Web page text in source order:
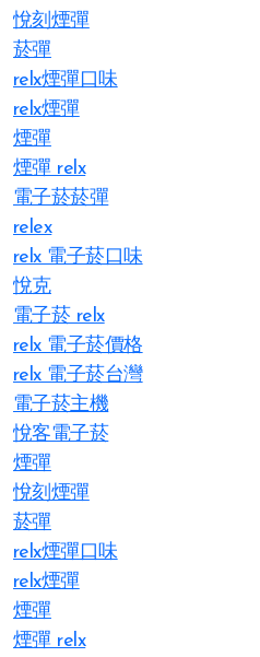
悅刻煙彈
菸彈
relx煙彈口味
relx煙彈
煙彈
煙彈 relx
電子菸菸彈
relex
relx 電子菸口味
悅克
電子菸 relx
relx 電子菸價格
relx 電子菸台灣
電子菸主機
悅客電子菸
煙彈
悅刻煙彈
菸彈
relx煙彈口味
relx煙彈
煙彈
煙彈 relx